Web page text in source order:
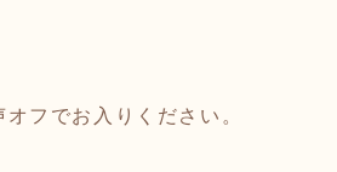
フでお入りください。